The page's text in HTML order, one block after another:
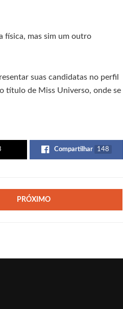
física, mas sim um outro
suas candidatas no perfil
título de Miss Universo, onde se
Compartilhar 148
PRÓXIMO